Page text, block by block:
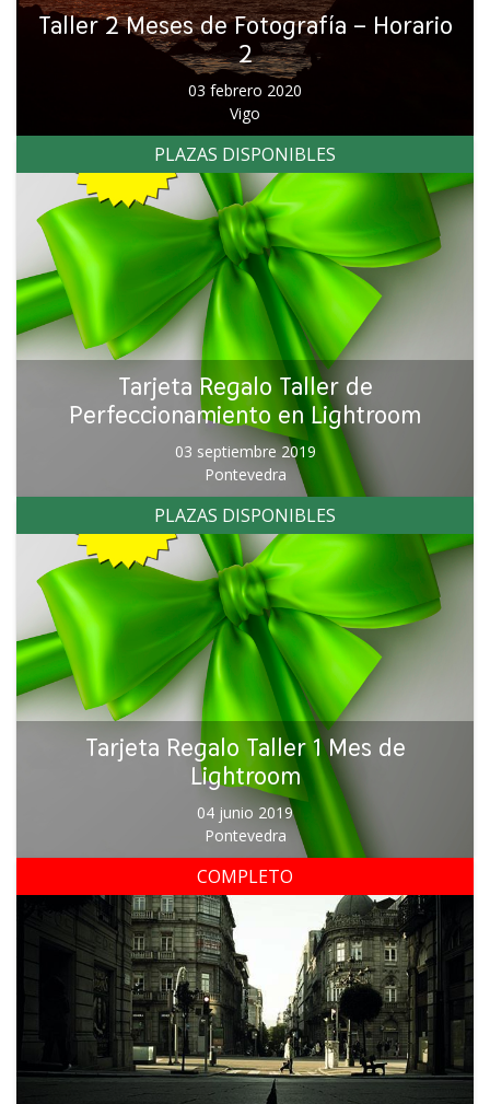
Taller 2 Meses de Fotografía – Horario
2
03 febrero 2020
Vigo
PLAZAS DISPONIBLES
Tarjeta Regalo Taller de
Perfeccionamiento en Lightroom
03 septiembre 2019
Pontevedra
PLAZAS DISPONIBLES
Tarjeta Regalo Taller 1 Mes de
Lightroom
04 junio 2019
Pontevedra
COMPLETO